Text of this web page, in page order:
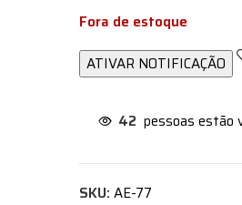
Fora de estoque
42 pessoas estão
SKU: AE-77